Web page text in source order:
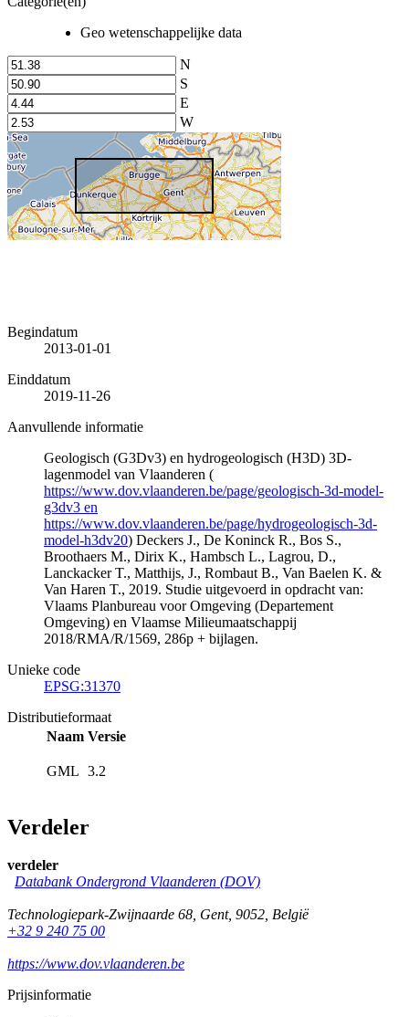
Geo wetenschappelijke data
N
S
E
W
Begindatum
2013-01-01
Einddatum
2019-11-26
Aanvullende informatie
Geologisch (G3Dv3) en hydrogeologisch (H3D) 3D-
lagenmodel van Vlaanderen (
https://www.dov.vlaanderen.be/page/geologisch-3d-model-
g3dv3 en
https://www.dov.vlaanderen.be/page/hydrogeologisch-3d-
model-h3dv20) Deckers J., De Koninck R., Bos S.,
Broothaers M., Dirix K., Hambsch L., Lagrou, D.,
Lanckacker T., Matthijs, J., Rombaut B., Van Baelen K. &
Van Haren T., 2019. Studie uitgevoerd in opdracht van:
Vlaams Planbureau voor Omgeving (Departement
Omgeving) en Vlaamse Milieumaatschappij
2018/RMA/R/1569, 286p + bijlagen.
Unieke code
EPSG:31370
Distributieformaat
Naam Versie
GML 3.2
Verdeler
verdeler
Databank Ondergrond Vlaanderen (DOV)
Technologiepark-Zwijnaarde 68, Gent, 9052, België
+32 9 240 75 00
https://www.dov.vlaanderen.be
Prijsinformatie